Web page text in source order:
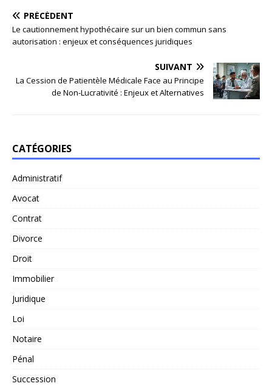
PRÉCÉDENT
Le cautionnement hypothécaire sur un bien commun sans
autorisation : enjeux et conséquences juridiques
SUIVANT
La Cession de Patientèle Médicale Face au Principe
de Non-Lucrativité : Enjeux et Alternatives
CATÉGORIES
Administratif
Avocat
Contrat
Divorce
Droit
Immobilier
Juridique
Loi
Notaire
Pénal
Succession